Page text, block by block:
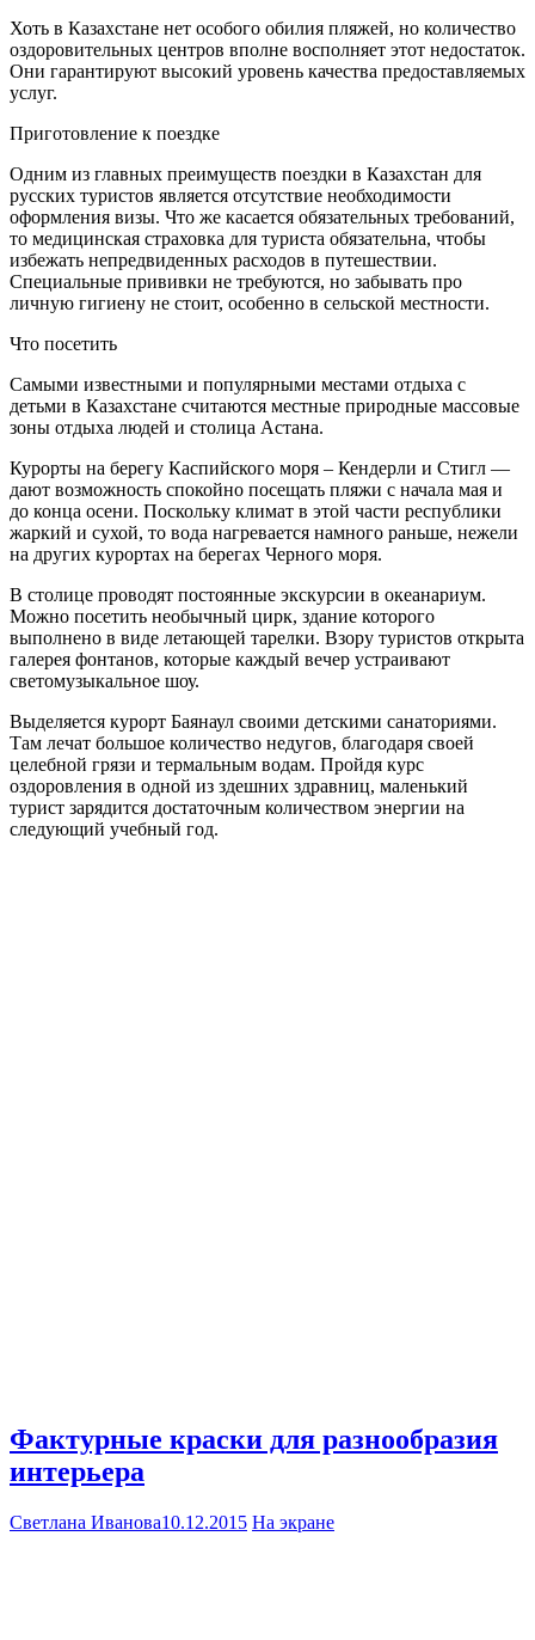
Хоть в Казахстане нет особого обилия пляжей, но количество
оздоровительных центров вполне восполняет этот недостаток.
Они гарантируют высокий уровень качества предоставляемых
услуг.
Приготовление к поездке
Одним из главных преимуществ поездки в Казахстан для
русских туристов является отсутствие необходимости
оформления визы. Что же касается обязательных требований,
то медицинская страховка для туриста обязательна, чтобы
избежать непредвиденных расходов в путешествии.
Специальные прививки не требуются, но забывать про
личную гигиену не стоит, особенно в сельской местности.
Что посетить
Самыми известными и популярными местами отдыха с
детьми в Казахстане считаются местные природные массовые
зоны отдыха людей и столица Астана.
Курорты на берегу Каспийского моря – Кендерли и Стигл —
дают возможность спокойно посещать пляжи с начала мая и
до конца осени. Поскольку климат в этой части республики
жаркий и сухой, то вода нагревается намного раньше, нежели
на других курортах на берегах Черного моря.
В столице проводят постоянные экскурсии в океанариум.
Можно посетить необычный цирк, здание которого
выполнено в виде летающей тарелки. Взору туристов открыта
галерея фонтанов, которые каждый вечер устраивают
светомузыкальное шоу.
Выделяется курорт Баянаул своими детскими санаториями.
Там лечат большое количество недугов, благодаря своей
целебной грязи и термальным водам. Пройдя курс
оздоровления в одной из здешних здравниц, маленький
турист зарядится достаточным количеством энергии на
следующий учебный год.
Фактурные краски для разнообразия
интерьера
Светлана Иванова10.12.2015 На экране